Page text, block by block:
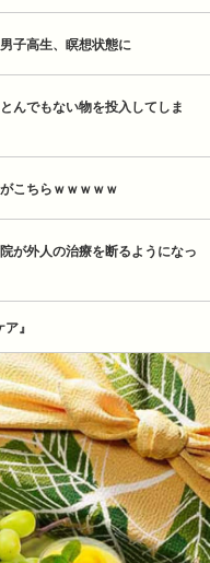
子高生、瞑想状態に
んでもない物を投入してしま
こちらｗｗｗｗｗ
が外人の治療を断るようになっ
』